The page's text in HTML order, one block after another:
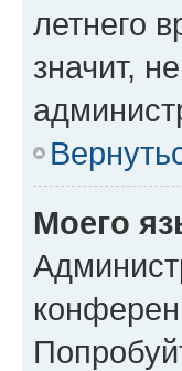
летнего
значит,
Моего